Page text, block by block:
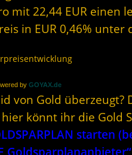
mit 22,44 EUR einen
in EUR 0,46% unter
by GOYAX.de
von Gold überzeugt?
könnt ihr die Gold
starten